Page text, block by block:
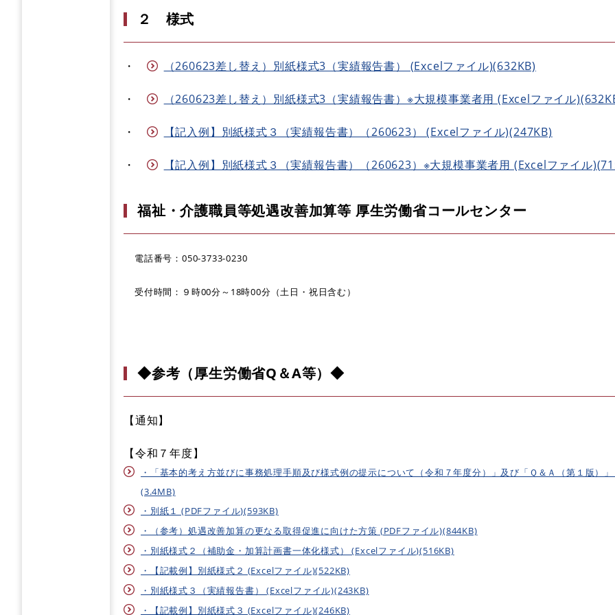
２ 様式
・ （260623差し替え）別紙様式3（実績報告書） (Excelファイル)(632KB)
・ （260623差し替え）別紙様式3（実績報告書）※大規模事業者用 (Excelファイル
・ 【記入例】別紙様式３（実績報告書）（260623） (Excelファイル)(247KB)
・ 【記入例】別紙様式３（実績報告書）（260623）※大規模事業者用 (Excelファイル
福祉・介護職員等処遇改善加算等 厚生労働省コールセンター
電話番号：050-3733-0230
受付時間：９時00分～18時00分（土日・祝日含む）
◆参考（厚生労働省Q＆A等）◆
【通知】
【令和７年度】
・「基本的考え方並びに事務処理手順及び様式例の提示について（令和７年度分）」及び「Ｑ＆Ａ（第１版）
(3.4MB)
・別紙１ (PDFファイル)(593KB)
・（参考）処遇改善加算の更なる取得促進に向けた方策 (PDFファイル)(844KB)
・別紙様式２（補助金・加算計画書一体化様式） (Excelファイル)(516KB)
・【記載例】別紙様式２ (Excelファイル)(522KB)
・別紙様式３（実績報告書） (Excelファイル)(243KB)
・【記載例】別紙様式３ (Excelファイル)(246KB)